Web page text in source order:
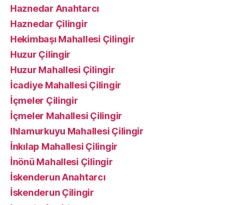
Haznedar Anahtarcı
Haznedar Çilingir
Hekimbaşı Mahallesi Çilingir
Huzur Çilingir
Huzur Mahallesi Çilingir
İcadiye Mahallesi Çilingir
İçmeler Çilingir
İçmeler Mahallesi Çilingir
Ihlamurkuyu Mahallesi Çilingir
İnkılap Mahallesi Çilingir
İnönü Mahallesi Çilingir
İskenderun Anahtarcı
İskenderun Çilingir